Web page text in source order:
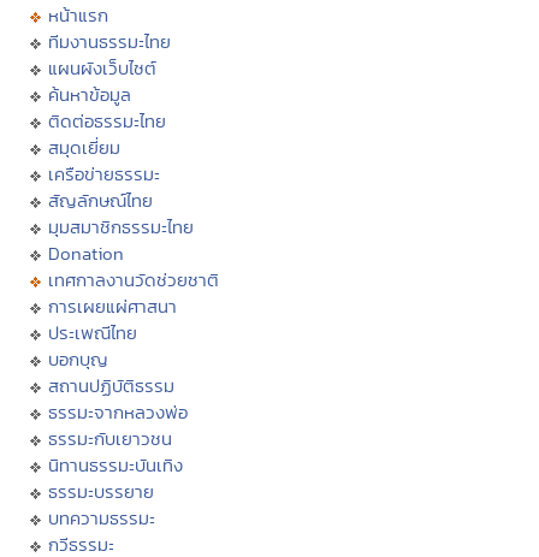
หน้าแรก
ทีมงานธรรมะไทย
แผนผังเว็บไซต์
ค้นหาข้อมูล
ติดต่อธรรมะไทย
สมุดเยี่ยม
เครือข่ายธรรมะ
สัญลักษณ์ไทย
มุมสมาชิกธรรมะไทย
Donation
เทศกาลงานวัดช่วยชาติ
การเผยแผ่ศาสนา
ประเพณีไทย
บอกบุญ
สถานปฏิบัติธรรม
ธรรมะจากหลวงพ่อ
ธรรมะกับเยาวชน
นิทานธรรมะบันเทิง
ธรรมะบรรยาย
บทความธรรมะ
กวีธรรมะ